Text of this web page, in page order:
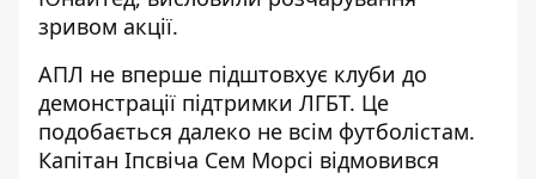
зривом акції.
АПЛ не вперше підштовхує клуби до
демонстрації підтримки ЛГБТ. Це
подобається далеко не всім футболістам.
Капітан Іпсвіча Сем Морсі відмовився